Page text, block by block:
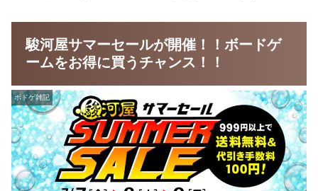
駿河屋サマーセールが開催！！ボードゲ
ームをお得に買うチャンス！！
ボドゲ雑記